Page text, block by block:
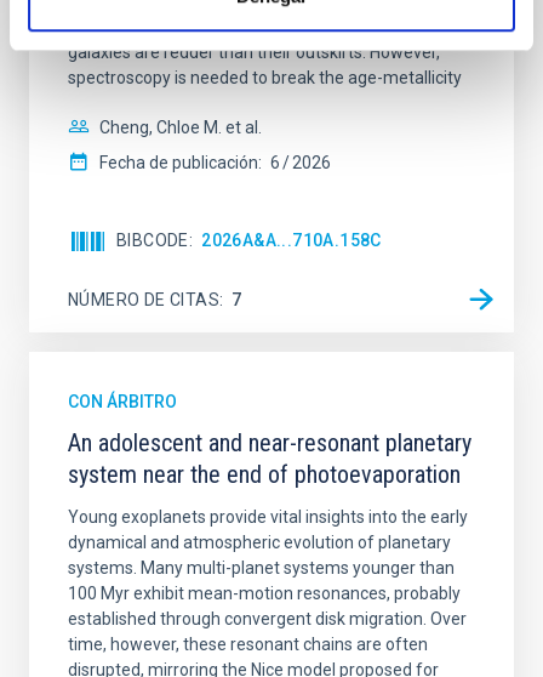
studies have revealed that the cores of these
galaxies are redder than their outskirts. However,
spectroscopy is needed to break the age-metallicity
Cheng, Chloe M. et al.
Fecha de publicación: 6 2026
BIBCODE 2026A&A...710A.158C
NÚMERO DE CITAS 7
CON ÁRBITRO
An adolescent and near-resonant planetary
system near the end of photoevaporation
Young exoplanets provide vital insights into the early
dynamical and atmospheric evolution of planetary
systems. Many multi-planet systems younger than
100 Myr exhibit mean-motion resonances, probably
established through convergent disk migration. Over
time, however, these resonant chains are often
disrupted, mirroring the Nice model proposed for